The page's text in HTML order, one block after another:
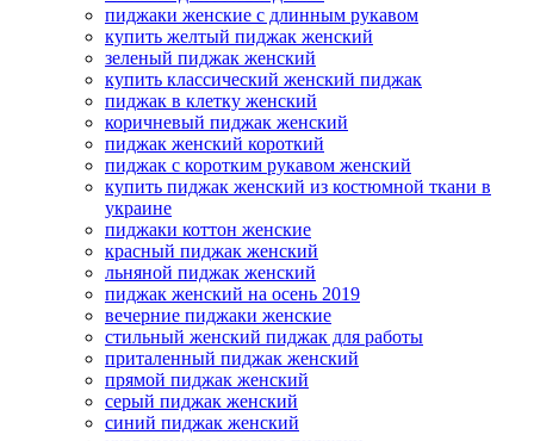
пиджаки женские с длинным рукавом
купить желтый пиджак женский
зеленый пиджак женский
купить классический женский пиджак
пиджак в клетку женский
коричневый пиджак женский
пиджак женский короткий
пиджак с коротким рукавом женский
купить пиджак женский из костюмной ткани в
украине
пиджаки коттон женские
красный пиджак женский
льняной пиджак женский
пиджак женский на осень 2019
вечерние пиджаки женские
стильный женский пиджак для работы
приталенный пиджак женский
прямой пиджак женский
серый пиджак женский
синий пиджак женский